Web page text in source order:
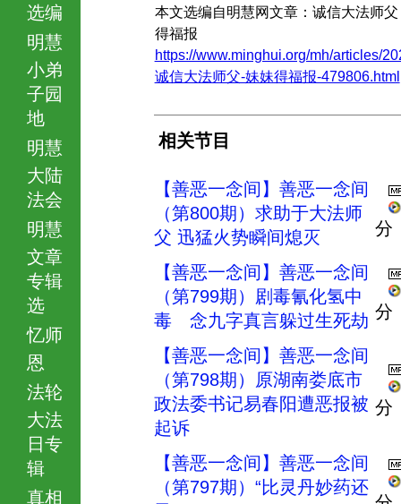
选编
明慧
小弟
子园
地
明慧
大陆
法会
明慧
文章
专辑
选
忆师
恩
法轮
大法
日专
辑
真相
本文选编自明慧网文章：诚信大法师
得福报
https://www.minghui.org/mh/articles/
诚信大法师父-妹妹得福报-479806.html
相关节目
【善恶一念间】善恶一念间
（第800期）求助于大法师
父 迅猛火势瞬间熄灭
分
【善恶一念间】善恶一念间
（第799期）剧毒氰化氢中
毒 念九字真言躲过生死劫 分
【善恶一念间】善恶一念间
（第798期）原湖南娄底市
政法委书记易春阳遭恶报被
起诉
分
【善恶一念间】善恶一念间
（第797期）“比灵丹妙药还